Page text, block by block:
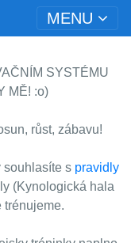
MENU
SYSTÉMU
MĚ! :o)
růst, zábavu!
souhlasíte s pravidly
(Kynologická hala
trénujeme.